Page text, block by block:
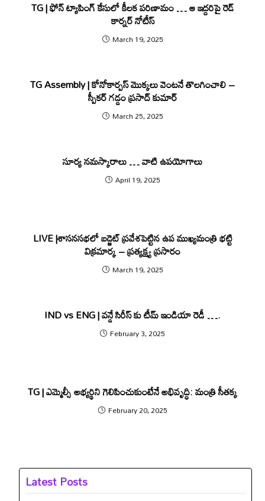
TG | ఫోన్ ట్యాపింగ్ కేసులో కీల‌క ప‌రిణామం … ఆ ఇద్ద‌రిపై రెడ్
కార్న‌ర్ నోటీస్
March 19, 2025
TG Assembly | కోనోకార్పస్ మొక్కలు వెంటనే తొలగించాలి –
స్పీకర్ గ‌డ్డం ప్ర‌సాద్ కుమార్‌
March 25, 2025
సూర్య నమస్కారాలు … వాటి ఉపయోగాలు
April 19, 2025
LIVE |శాసనసభలో బడ్జెట్ ప్రవేశపెట్టిన ఉప ముఖ్యమంత్రి భట్టి
విక్రమార్క – ప్రత్యక్ష్య ప్రసారం
March 19, 2025
IND vs ENG | వ‌న్డే సిరీస్ కు టీమ్ ఇండియా రెడీ ….
February 3, 2025
TG | ఎమ్మెల్సీ అభ్యర్థిని గెలిపించుకుంటేనే అభివృద్ధి: మంత్రి సీతక్క
February 20, 2025
Latest Posts